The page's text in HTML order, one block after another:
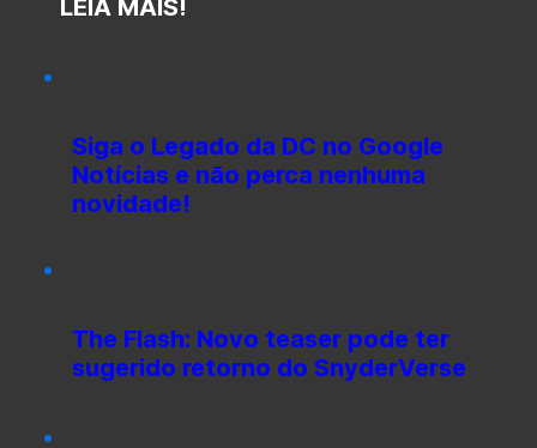
LEIA MAIS!
Siga o Legado da DC no Google
Notícias e não perca nenhuma
novidade!
The Flash: Novo teaser pode ter
sugerido retorno do SnyderVerse